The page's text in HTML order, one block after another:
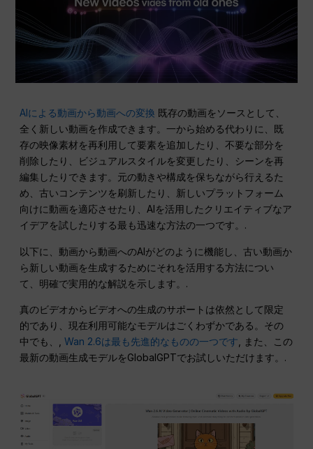
AIによる動画から動画への変換 既存の動画をソースとして、
全く新しい動画を作成できます。一から始める代わりに、既
存の映像素材を再利用して要素を追加したり、不要な部分を
削除したり、ビジュアルスタイルを変更したり、シーンを再
編集したりできます。元の動きや構成を保ちながら行えるた
め、古いコンテンツを刷新したり、新しいプラットフォーム
向けに動画を適応させたり、AIを活用したクリエイティブなア
イデアを試したりする最も迅速な方法の一つです。.
以下に、動画から動画へのAIがどのように機能し、古い動画か
ら新しい動画を生成するためにそれを活用する方法につい
て、明確で実用的な解説を示します。.
真のビデオからビデオへの生成のサポートは依然として限定
的であり、現在利用可能なモデルはごくわずかである。その
中でも、,Wan 2.6は最も先進的なものの一つです , また、この
最新の動画生成モデルをGlobalGPTでお試しいただけます。.